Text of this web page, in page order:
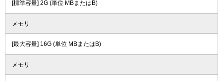
[標準容量] 2G (単位 MBまたはB)
メモリ
[最大容量] 16G (単位 MBまたはB)
メモリ